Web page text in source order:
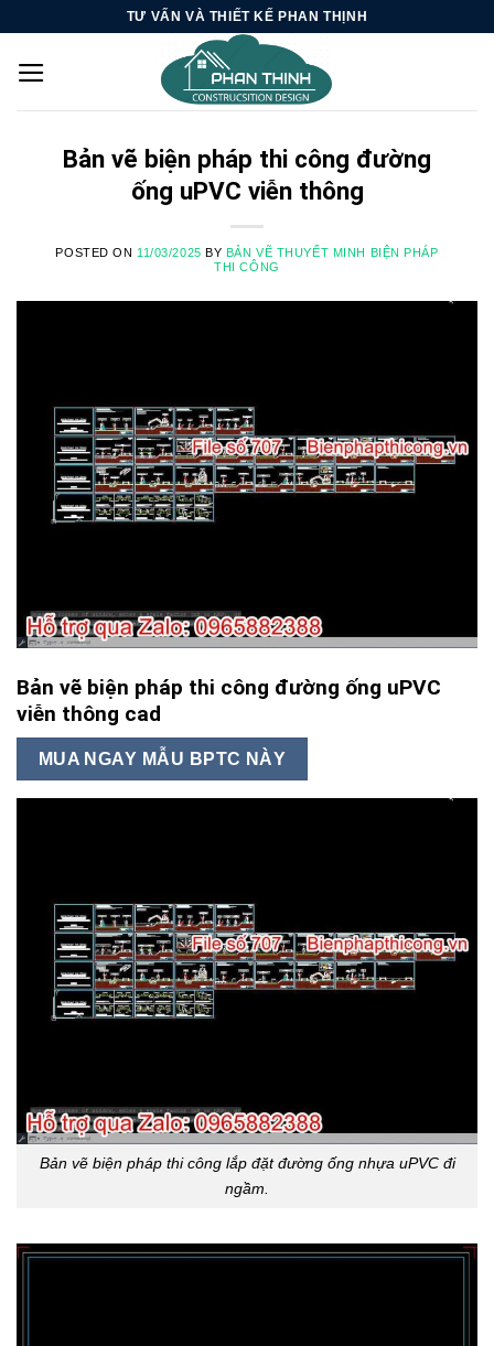
content
TƯ VẤN VÀ THIẾT KẾ PHAN THỊNH
Bản vẽ biện pháp thi công đường
ống uPVC viễn thông
POSTED ON 11/03/2025 BY BẢN VẼ THUYẾT MINH BIỆN PHÁP
THI CÔNG
Bản vẽ biện pháp thi công đường ống uPVC
viễn thông cad
MUA NGAY MẪU BPTC NÀY
Bản vẽ biện pháp thi công lắp đặt đường ống nhựa uPVC đi
ngầm.